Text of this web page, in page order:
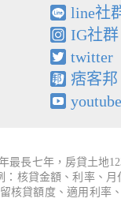
line社
IG社群
twitter
痞客邦
youtube
最長七年，房貸土地
核貸金額、利率、
貸額度、適用利率